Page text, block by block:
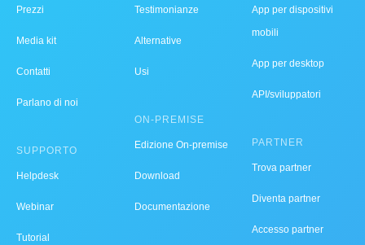
Prezzi
Media kit
Contatti
Parlano di noi
SUPPORTO
Helpdesk
Webinar
Tutorial
Testimonianze
Alternative
Usi
ON-PREMISE
Edizione On-premise
Download
Documentazione
App per dispositivi
mobili
App per desktop
API/sviluppatori
PARTNER
Trova partner
Diventa partner
Accesso partner